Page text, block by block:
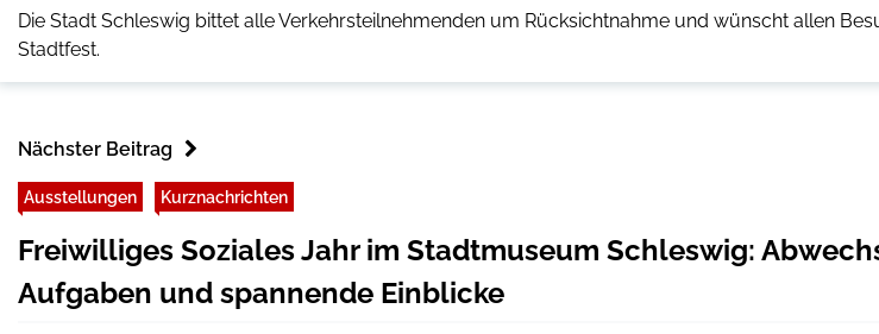
Die Stadt Schleswig bittet alle Verkehrsteilnehmenden um Rücksichtnahme und wünscht allen
Stadtfest.
Nächster Beitrag
Ausstellungen Kurznachrichten
Freiwilliges Soziales Jahr im Stadtmuseum Schleswig:
Aufgaben und spannende Einblicke